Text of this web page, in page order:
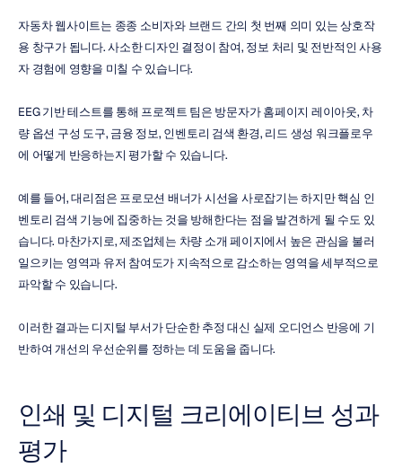
자동차 웹사이트는 종종 소비자와 브랜드 간의 첫 번째 의미 있는 상호작
용 창구가 됩니다. 사소한 디자인 결정이 참여, 정보 처리 및 전반적인 사용
자 경험에 영향을 미칠 수 있습니다.
EEG 기반 테스트를 통해 프로젝트 팀은 방문자가 홈페이지 레이아웃, 차
량 옵션 구성 도구, 금융 정보, 인벤토리 검색 환경, 리드 생성 워크플로우
에 어떻게 반응하는지 평가할 수 있습니다.
예를 들어, 대리점은 프로모션 배너가 시선을 사로잡기는 하지만 핵심 인
벤토리 검색 기능에 집중하는 것을 방해한다는 점을 발견하게 될 수도 있
습니다. 마찬가지로, 제조업체는 차량 소개 페이지에서 높은 관심을 불러
일으키는 영역과 유저 참여도가 지속적으로 감소하는 영역을 세부적으로
파악할 수 있습니다.
이러한 결과는 디지털 부서가 단순한 추정 대신 실제 오디언스 반응에 기
반하여 개선의 우선순위를 정하는 데 도움을 줍니다.
인쇄 및 디지털 크리에이티브 성과
평가